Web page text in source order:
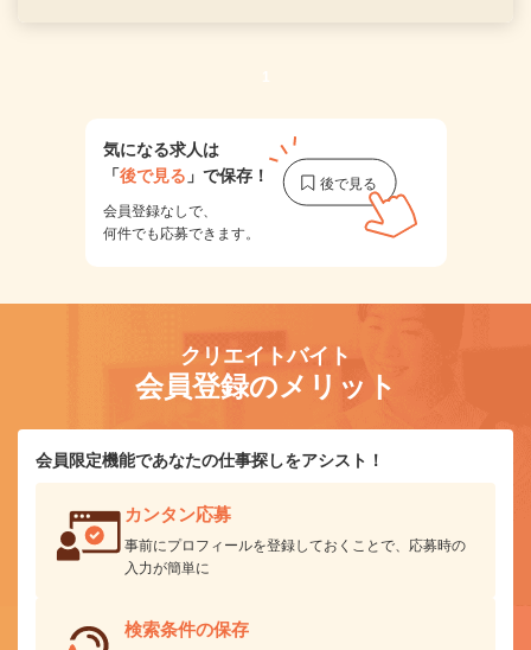
1
気になる求人は
「後で見る 」で保存！
会員登録なしで、
何件でも応募できます。
クリエイトバイト
会員登録のメリット
会員限定機能であなたの仕事探しをアシスト！
カンタン応募
事前にプロフィールを登録しておくことで、応募時の
入力が簡単に
検索条件の保存